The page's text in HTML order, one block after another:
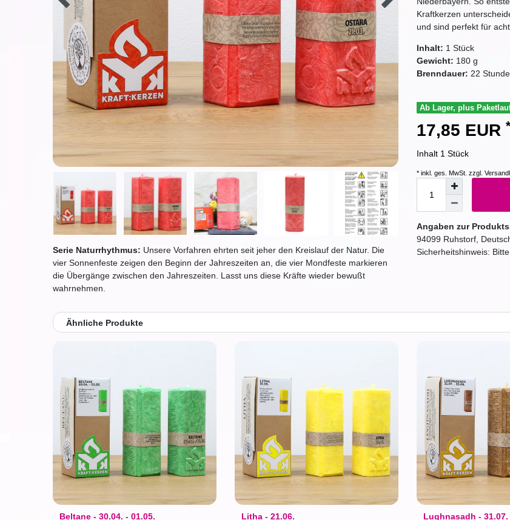
Serie Naturrhythmus: Unsere Vorfahren ehrten seit jeher den Kreislauf der Natur. Die
vier Sonnenfeste zeigen den Beginn der Jahreszeiten an, die vier Mondfeste markieren
die Übergänge zwischen den Jahreszeiten. Lasst uns diese Kräfte wieder bewußt
wahrnehmen.
Kraftkerzen
und sind perfekt für
Inhalt: 1 Stück
Gewicht: 180 g
Brenndauer: 22
Ab Lager, plus
17,85 EUR *
Inhalt 1 Stück
* inkl. ges. MwSt. zzgl.
Angaben zur
94099 Ruhstorf,
Sicherheitshinweis:
Ähnliche Produkte
Beltane - 30.04. - 01.05. Litha - 21.06. Lughnasadh - 31.07.